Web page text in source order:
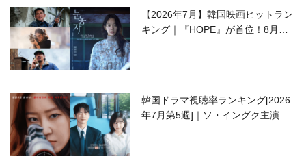
【2026年7月】韓国映画ヒットラン
キング｜『HOPE』が首位！8月公
韓国ドラマ視聴率ランキング[2026
年7月第5週]｜ソ・イングク主演の